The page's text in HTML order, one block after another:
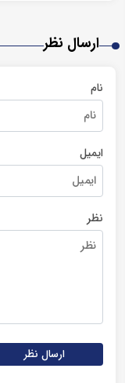
ارسال نظر
نام
ایمیل
نظر
ارسال نظر